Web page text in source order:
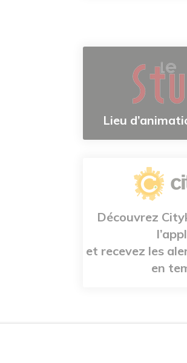
Lieu
Découvrez
et recevez les
en